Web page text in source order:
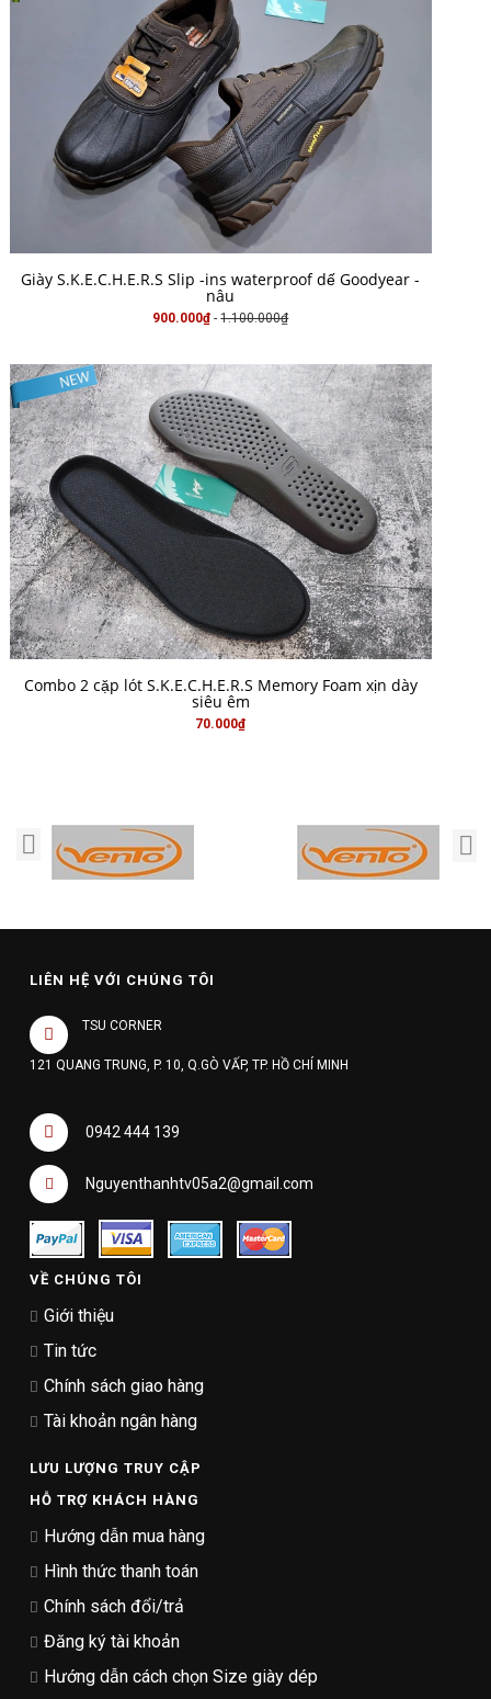
MUA HÀNG
Giày S.K.E.C.H.E.R.S Slip -ins waterproof dế Goodyear -
nâu
900.000₫ - 1.100.000₫
MUA HÀNG
Combo 2 cặp lót S.K.E.C.H.E.R.S Memory Foam xịn dày
siêu êm
70.000₫
LIÊN HỆ VỚI CHÚNG TÔI
TSU CORNER
121 QUANG TRUNG, P. 10, Q.GÒ VẤP, TP. HỒ CHÍ MINH
0942 444 139
Nguyenthanhtv05a2@gmail.com
VỀ CHÚNG TÔI
Giới thiệu
Tin tức
Chính sách giao hàng
Tài khoản ngân hàng
LƯU LƯỢNG TRUY CẬP
HỖ TRỢ KHÁCH HÀNG
Hướng dẫn mua hàng
Hình thức thanh toán
Chính sách đổi/trả
Đăng ký tài khoản
Hướng dẫn cách chọn Size giày dép